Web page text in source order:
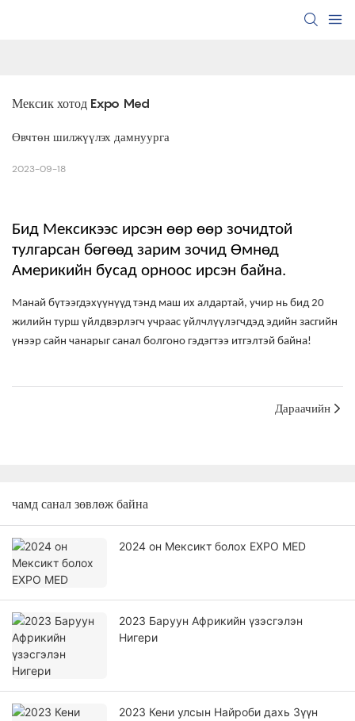
Мексик хотод Expo Med
Өвчтөн шилжүүлэх дамнуурга
2023-09-18
Бид Мексикээс ирсэн өөр өөр зочидтой
тулгарсан бөгөөд зарим зочид Өмнөд
Америкийн бусад орноос ирсэн байна.
Манай бүтээгдэхүүнүүд тэнд маш их алдартай, учир нь бид 20
жилийн турш үйлдвэрлэгч учраас үйлчлүүлэгчдэд эдийн засгийн
үнээр сайн чанарыг санал болгоно гэдэгтээ итгэлтэй байна!
Дараачийн
чамд санал зөвлөж байна
2024 он Мексикт болох EXPO MED
2023 Баруун Африкийн үзэсгэлэн
Нигери
2023 Кени улсын Найроби дахь Зүүн